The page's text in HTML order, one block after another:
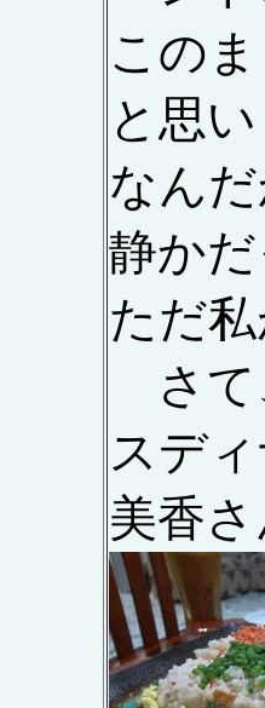
この
と思
なん
静か
ただ
さて
スデ
美香